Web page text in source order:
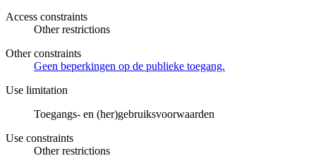
Access constraints
Other restrictions
Other constraints
Geen beperkingen op de publieke toegang.
Use limitation
Toegangs- en (her)gebruiksvoorwaarden
Use constraints
Other restrictions